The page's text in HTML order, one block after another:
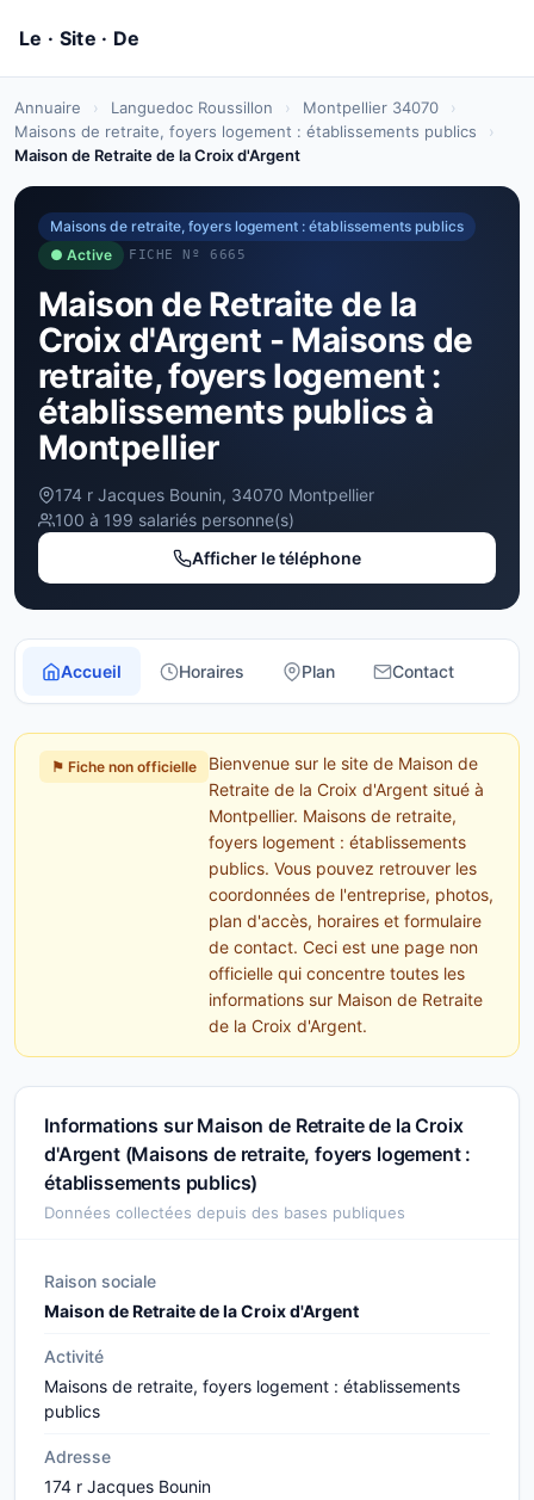
Annuaire › Languedoc Roussillon › Montpellier 34070
›
Maisons de retraite, foyers logement : établissements publics
›
Maison de Retraite de la Croix d'Argent
Maisons de retraite, foyers logement : établissements publics
● Active
FICHE Nº 6665
Maison de Retraite de la
Croix d'Argent - Maisons de
retraite, foyers logement :
établissements publics à
Montpellier
174 r Jacques Bounin, 34070 Montpellier
100 à 199 salariés personne(s)
Afficher le téléphone
Accueil Horaires Plan Contact
⚑ Fiche non officielle
Bienvenue sur le site de Maison de
Retraite de la Croix d'Argent situé à
Montpellier. Maisons de retraite,
foyers logement : établissements
publics. Vous pouvez retrouver les
coordonnées de l'entreprise, photos,
plan d'accès, horaires et formulaire
de contact. Ceci est une page non
officielle qui concentre toutes les
informations sur Maison de Retraite
de la Croix d'Argent.
Informations sur Maison de Retraite de la Croix
d'Argent (Maisons de retraite, foyers logement :
établissements publics)
Données collectées depuis des bases publiques
Raison sociale
Maison de Retraite de la Croix d'Argent
Activité
Maisons de retraite, foyers logement : établissements
publics
Adresse
174 r Jacques Bounin